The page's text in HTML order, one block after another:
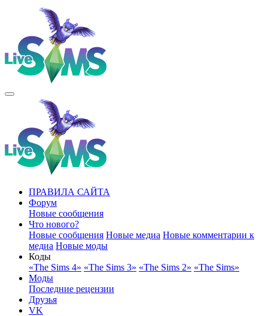
ПРАВИЛА САЙТА
Форум
Новые сообщения
Что нового?
Новые сообщения Новые медиа Новые комментарии к
медиа Новые моды
Коды
«The Sims 4» «The Sims 3» «The Sims 2» «The Sims»
Моды
Последние рецензии
Друзья
VK